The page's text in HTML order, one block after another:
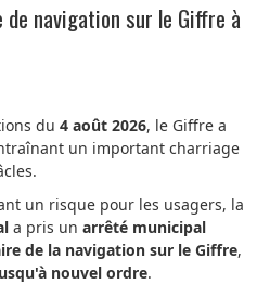
navigation sur le Giffre à
du 4 août 2026, le Giffre a
un important charriage
un risque pour les usagers, la
a pris un arrêté municipal
de la navigation sur le Giffre,
nouvel ordre.